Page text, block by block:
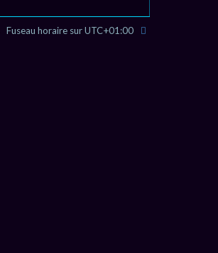
e
Fuseau horaire surUTC+01:00